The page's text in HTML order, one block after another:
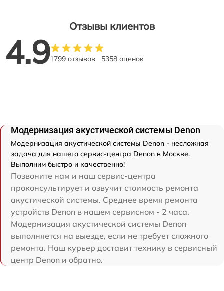
Отзывы клиентов
4.91799 отзывов 5358 оценок
Модернизация акустической системы Denon
Модернизация акустической системы Denon - несложная
задача для нашего сервис-центра Denon в Москве.
Выполним быстро и качественно!
Позвоните нам и наш сервис-центра
проконсультирует и озвучит стоимость ремонта
акустической системы. Среднее время ремонта
устройств Denon в нашем сервисном - 2 часа.
Модернизация акустической системы Denon
выполняется на выезде, если не требует сложного
ремонта. Наш курьер доставит технику в сервисный
центр Denon и обратно.